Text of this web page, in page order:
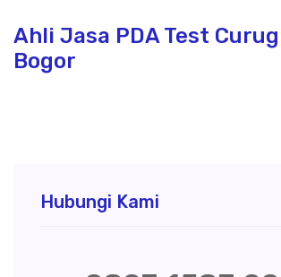
Ahli Jasa PDA Test
Bogor
Hubungi Kami